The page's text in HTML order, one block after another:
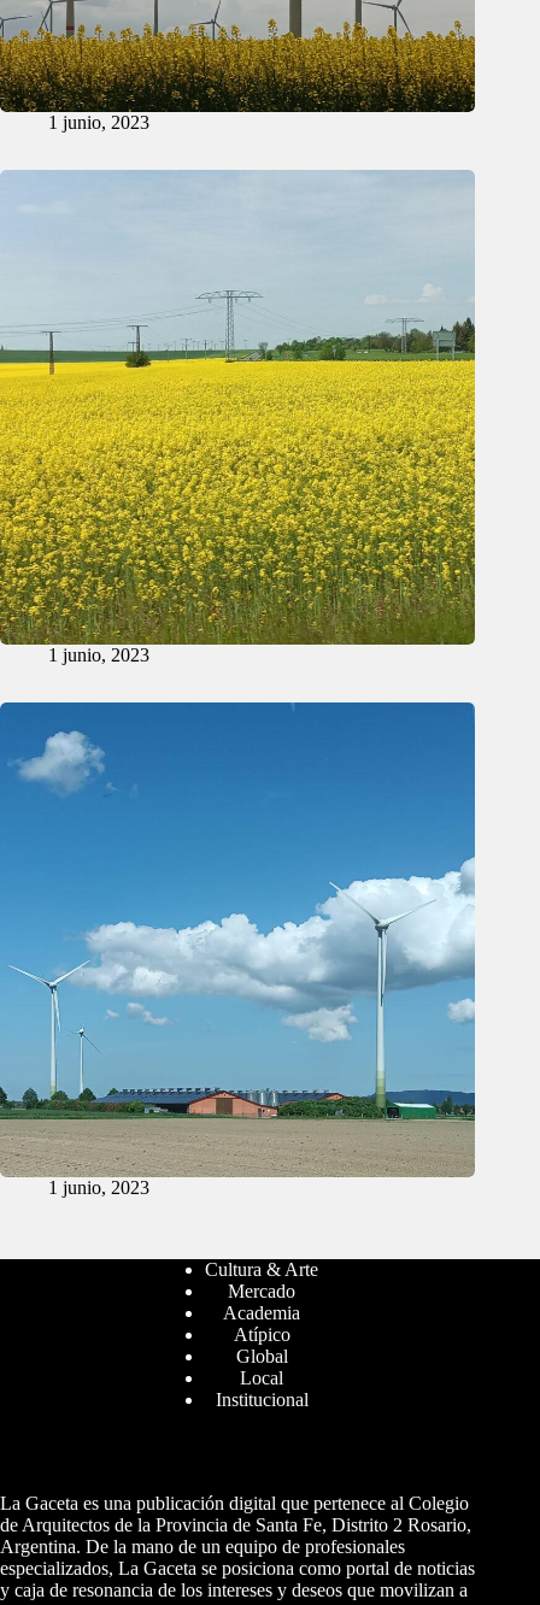
1 junio, 2023
1 junio, 2023
1 junio, 2023
Cultura & Arte
Mercado
Academia
Atípico
Global
Local
Institucional
La Gaceta es una publicación digital que pertenece al Colegio
de Arquitectos de la Provincia de Santa Fe, Distrito 2 Rosario,
Argentina. De la mano de un equipo de profesionales
especializados, La Gaceta se posiciona como portal de noticias
y caja de resonancia de los intereses y deseos que movilizan a